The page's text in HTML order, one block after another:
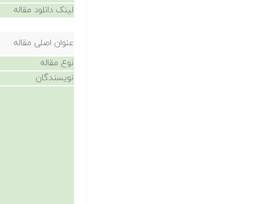
لینک دانلود مقاله
عنوان اصلی مقاله
نوع مقاله
نویسندگان